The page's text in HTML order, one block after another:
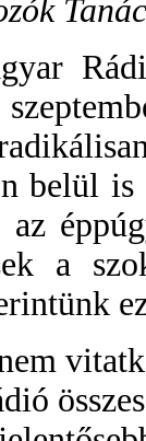
belül
a